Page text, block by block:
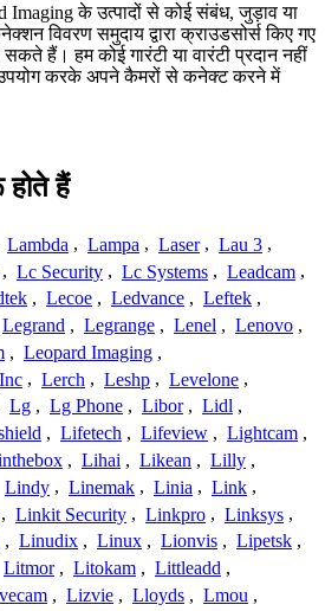
Imaging के उत्पादों से कोई संबंध, जुड़ाव या
विवरण समुदाय द्वारा क्राउडसोर्स किए गए
हैं। हम कोई गारंटी या वारंटी प्रदान नहीं
करके अपने कैमरों से कनेक्ट करने में
हैं
Lambda , Lampa , Laser , Lau 3 ,
, Lc Security , Lc Systems , Leadcam ,
, Lecoe , Ledvance , Leftek ,
Legrand , Legrange , Lenel , Lenovo ,
, Leopard Imaging ,
, Lerch , Leshp , Levelone ,
Lg , Lg Phone , Libor , Lidl ,
, Lifetech , Lifeview , Lightcam ,
, Lihai , Likean , Lilly ,
Lindy , Linemak , Linia , Link ,
, Linkit Security , Linkpro , Linksys ,
, Linudix , Linux , Lionvis , Lipetsk ,
Litmor , Litokam , Littleadd ,
, Lizvie , Lloyds , Lmou ,